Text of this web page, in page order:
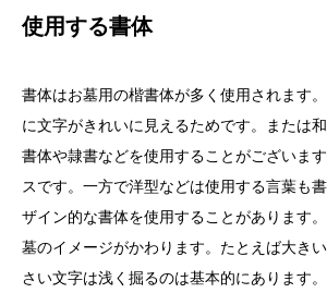
使用する書体
書体はお墓用の楷書体が多く使用されます
に文字がきれいに見えるためです。または
書体や隷書などを使用することがございま
スです。一方で洋型などは使用する言葉も
ザイン的な書体を使用することがあります
墓のイメージがかわります。たとえば大き
さい文字は浅く掘るのは基本的にあります。